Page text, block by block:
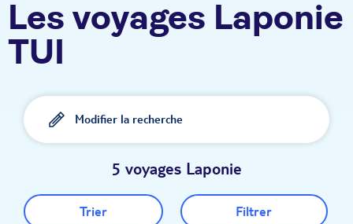
Les voyages Laponie
TUI
Modifier la recherche
5 voyages Laponie
Trier Filtrer